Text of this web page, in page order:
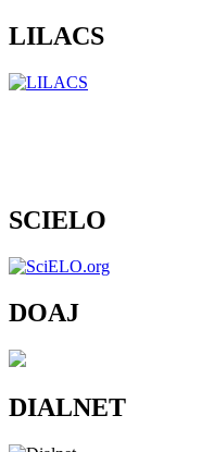
LILACS
SCIELO
DOAJ
DIALNET